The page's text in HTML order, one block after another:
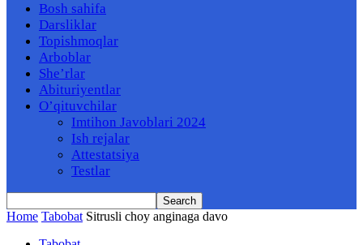
Bosh sahifa
Darsliklar
Topishmoqlar
Arboblar
She’rlar
Abituriyentlar
O’qituvchilar
Imtihon Javoblari 2024
Ish rejalar
Attestatsiya
Testlar
Home Tabobat Sitrusli choy anginaga davo